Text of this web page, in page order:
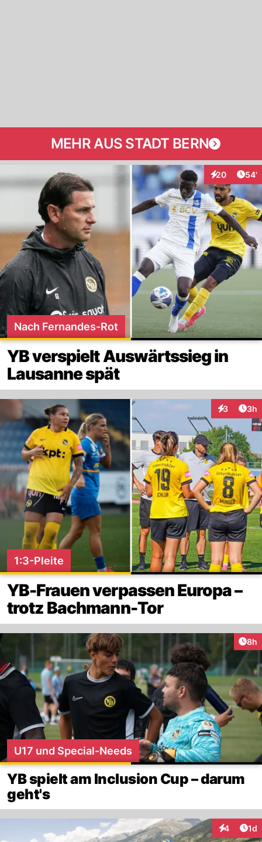
MEHR AUS STADT BERN
20
Interaktionen
54'
Nach Fernandes-Rot
YB verspielt Auswärtssieg in
Lausanne spät
3 3h
1:3-Pleite
YB-Frauen verpassen Europa –
trotz Bachmann-Tor
8h
U17 und Special-Needs
YB spielt am Inclusion Cup – darum
geht's
4 1d